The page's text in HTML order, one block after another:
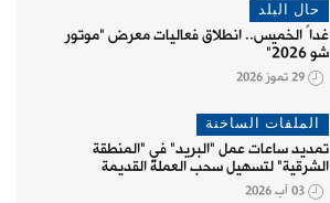
حال البلد
غداً الخميس.. انطلاق فعاليات معرض "موتور
شو 2026"
29 تموز 2026
الملفات الساخنة
تمديد ساعات عمل "البريد" في "المنطقة
الشرقية" لتسهيل سحب العملة القديمة
03 آب 2026